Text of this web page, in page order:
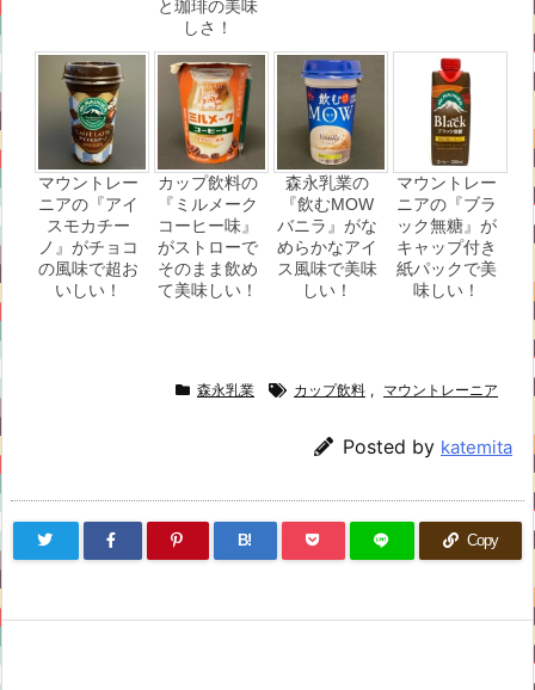
と珈琲の美味
しさ！
マウントレー
ニアの『アイ
スモカチー
ノ』がチョコ
の風味で超お
いしい！
カップ飲料の
『ミルメーク
コーヒー味』
がストローで
そのまま飲め
て美味しい！
森永乳業の
『飲むMOW
バニラ』がな
めらかなアイ
ス風味で美味
しい！
マウントレー
ニアの『ブラ
ック無糖』が
キャップ付き
紙パックで美
味しい！
森永乳業 カップ飲料 , マウントレーニア
Posted by katemita
B! Copy